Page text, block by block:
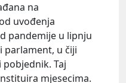
na
uvođenja
pandemije u lipnju
u čiji
Taj
mjesecima.